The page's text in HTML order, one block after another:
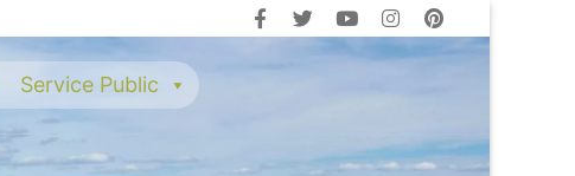
Service Public